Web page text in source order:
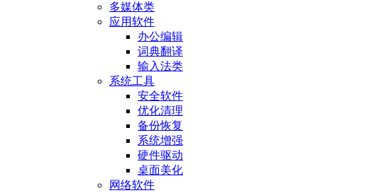
多媒体类
应用软件
办公编辑
词典翻译
输入法类
系统工具
安全软件
优化清理
备份恢复
系统增强
硬件驱动
桌面美化
网络软件